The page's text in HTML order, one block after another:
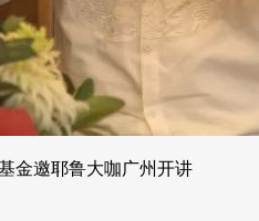
金邀耶鲁大咖广州开讲